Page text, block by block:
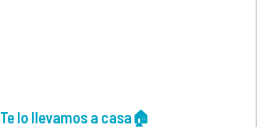
Te lo llevamos a casa🏠